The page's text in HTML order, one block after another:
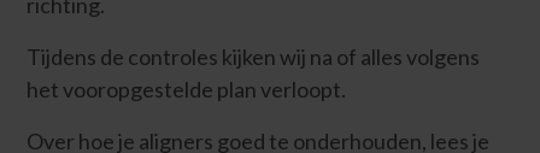
Tijdens de controles kijken wij na of alles volgens
het vooropgestelde plan verloopt.
Over hoe je aligners goed te onderhouden, lees je